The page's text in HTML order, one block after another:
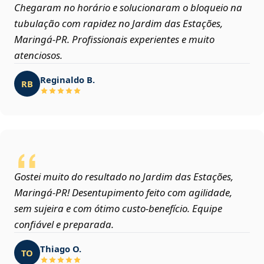
Chegaram no horário e solucionaram o bloqueio na
tubulação com rapidez no Jardim das Estações,
Maringá‑PR. Profissionais experientes e muito
atenciosos.
RB Reginaldo B.
Gostei muito do resultado no Jardim das Estações,
Maringá‑PR! Desentupimento feito com agilidade,
sem sujeira e com ótimo custo-benefício. Equipe
confiável e preparada.
TO Thiago O.